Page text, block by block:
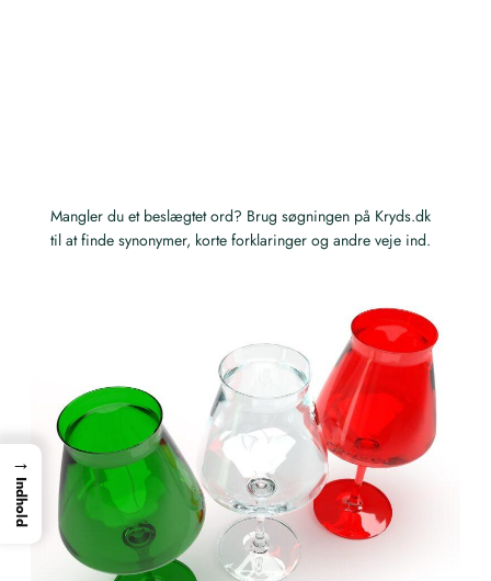
Mangler du et beslægtet ord? Brug søgningen på Kryds.dk
til at finde synonymer, korte forklaringer og andre veje ind.
→
Indhold